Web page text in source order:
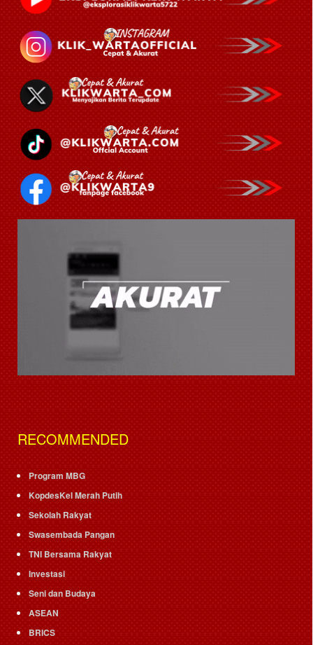
RECOMMENDED
Program MBG
KopdesKel Merah Putih
Sekolah Rakyat
Swasembada Pangan
TNI Bersama Rakyat
Investasi
Seni dan Budaya
ASEAN
BRICS